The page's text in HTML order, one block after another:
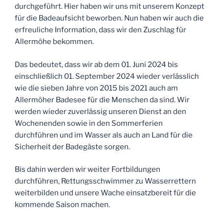
durchgeführt. Hier haben wir uns mit unserem Konzept
für die Badeaufsicht beworben. Nun haben wir auch die
erfreuliche Information, dass wir den Zuschlag für
Allermöhe bekommen.
Das bedeutet, dass wir ab dem 01. Juni 2024 bis
einschließlich 01. September 2024 wieder verlässlich
wie die sieben Jahre von 2015 bis 2021 auch am
Allermöher Badesee für die Menschen da sind. Wir
werden wieder zuverlässig unseren Dienst an den
Wochenenden sowie in den Sommerferien
durchführen und im Wasser als auch an Land für die
Sicherheit der Badegäste sorgen.
Bis dahin werden wir weiter Fortbildungen
durchführen, Rettungsschwimmer zu Wasserrettern
weiterbilden und unsere Wache einsatzbereit für die
kommende Saison machen.